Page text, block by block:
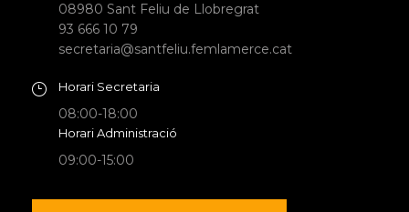
08980 Sant Feliu de Llobregrat
93 666 10 79
secretaria@santfeliu.femlamerce.cat
Horari Secretaria
08:00-18:00
Horari Administració
09:00-15:00